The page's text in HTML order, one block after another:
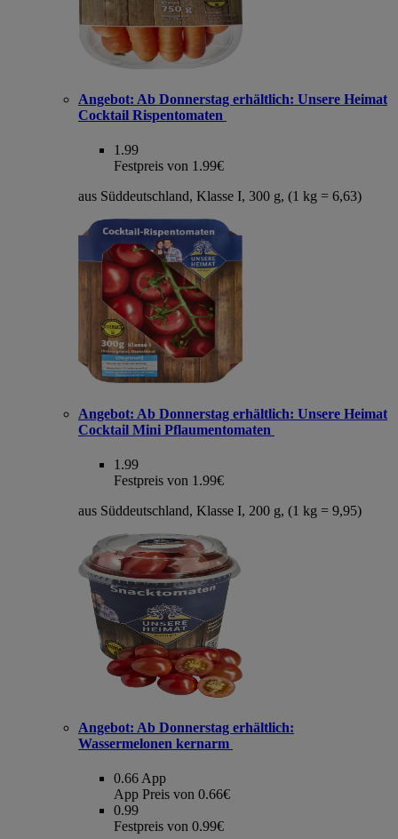
Angebot: Ab Donnerstag erhältlich: Unsere Heimat
Cocktail Rispentomaten
1.99
Festpreis von 1.99€
aus Süddeutschland, Klasse I, 300 g, (1 kg = 6,63)
Angebot: Ab Donnerstag erhältlich: Unsere Heimat
Cocktail Mini Pflaumentomaten
1.99
Festpreis von 1.99€
aus Süddeutschland, Klasse I, 200 g, (1 kg = 9,95)
Angebot: Ab Donnerstag erhältlich:
Wassermelonen kernarm
0.66 App
App Preis von 0.66€
0.99
Festpreis von 0.99€